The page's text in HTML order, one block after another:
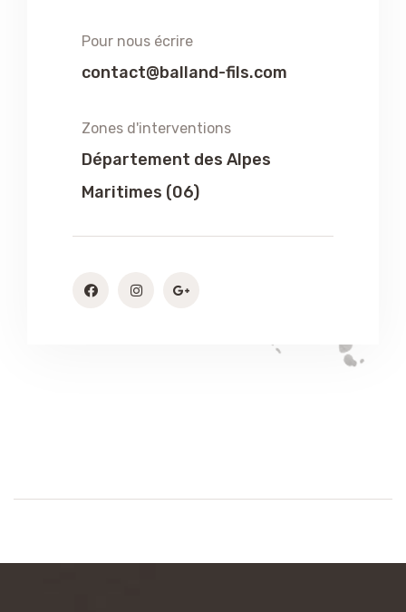
Pour nous écrire
contact@balland-fils.com
Zones d'interventions
Département des Alpes
Maritimes (06)